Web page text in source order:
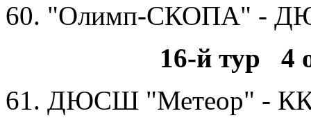
60. "Олимп-СКОПА" -
16-й тур 4
61. ДЮСШ "Метеор" -